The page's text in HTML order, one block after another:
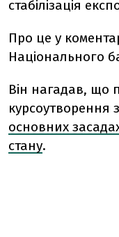
стабілізація
Про це у
Національного
Він нагадав, що
курсоутворення
основних
стану.